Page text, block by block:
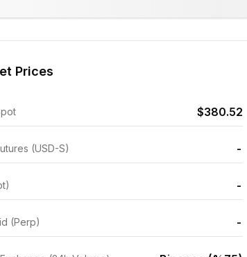
Prices
$380.52
(USD-S) -
-
(Perp) -